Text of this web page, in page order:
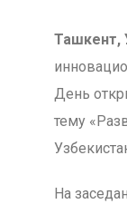
Ташкент,
День
тему
На